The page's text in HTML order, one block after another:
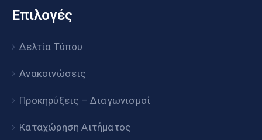
Επιλογές
Δελτία Τύπου
Ανακοινώσεις
Προκηρύξεις – Διαγωνισμοί
Καταχώρηση Αιτήματος